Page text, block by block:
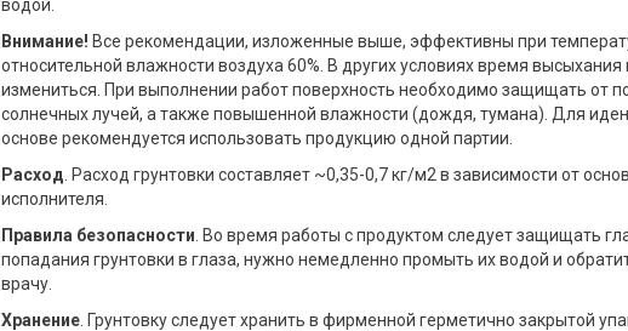
водой.
Внимание! Все рекомендации, изложенные выше, эффективны при
относительной влажности воздуха 60%. В других условиях время
измениться. При выполнении работ поверхность необходимо защищать от
солнечных лучей, а также повышенной влажности (дождя, тумана). Для
основе рекомендуется использовать продукцию одной партии.
Расход . Расход грунтовки составляет ~0,35-0,7 кг/м2 в зависимости от
исполнителя.
Правила безопасности . Во время работы с продуктом следует защищать
попадания грунтовки в глаза, нужно немедленно промыть их водой и
врачу.
Хранение. Грунтовку следует хранить в фирменной герметично закрытой